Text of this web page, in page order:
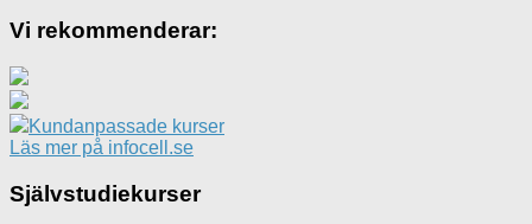
Vi rekommenderar:
Kundanpassade kurser
Läs mer på infocell.se
Självstudiekurser